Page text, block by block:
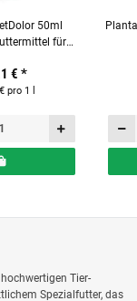
50ml
für
€ *
pro 1 l
Tier-
Spezialfutter, das